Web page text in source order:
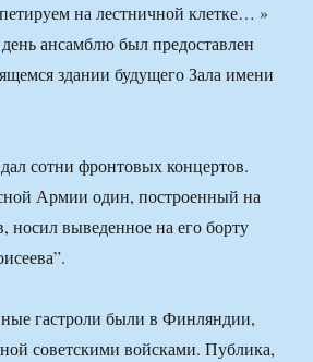
на лестничной клетке… »
ансамблю был предоставлен
здании будущего Зала имени
сотни фронтовых концертов.
Армии один, построенный на
носил выведенное на его борту
гастроли были в Финляндии,
советскими войсками. Публика,